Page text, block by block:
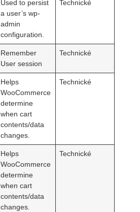
Used to persist
a user’s wp-
admin
configuration.
Technické
Remember
User session
Technické
Helps
WooCommerce
determine
when cart
contents/data
changes.
Technické
Helps
WooCommerce
determine
when cart
contents/data
changes.
Technické